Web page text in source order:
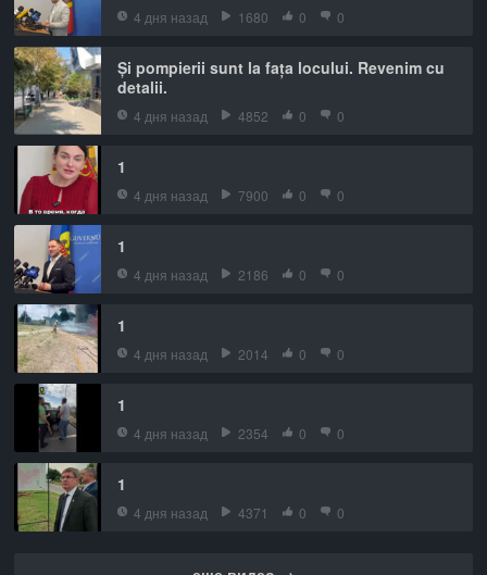
4 дня назад 1680 0 0
Și pompierii sunt la fața locului. Revenim cu
detalii.
4 дня назад 4852 0 0
1
4 дня назад 7900 0 0
1
4 дня назад 2186 0 0
1
4 дня назад 2014 0 0
1
4 дня назад 2354 0 0
1
4 дня назад 4371 0 0